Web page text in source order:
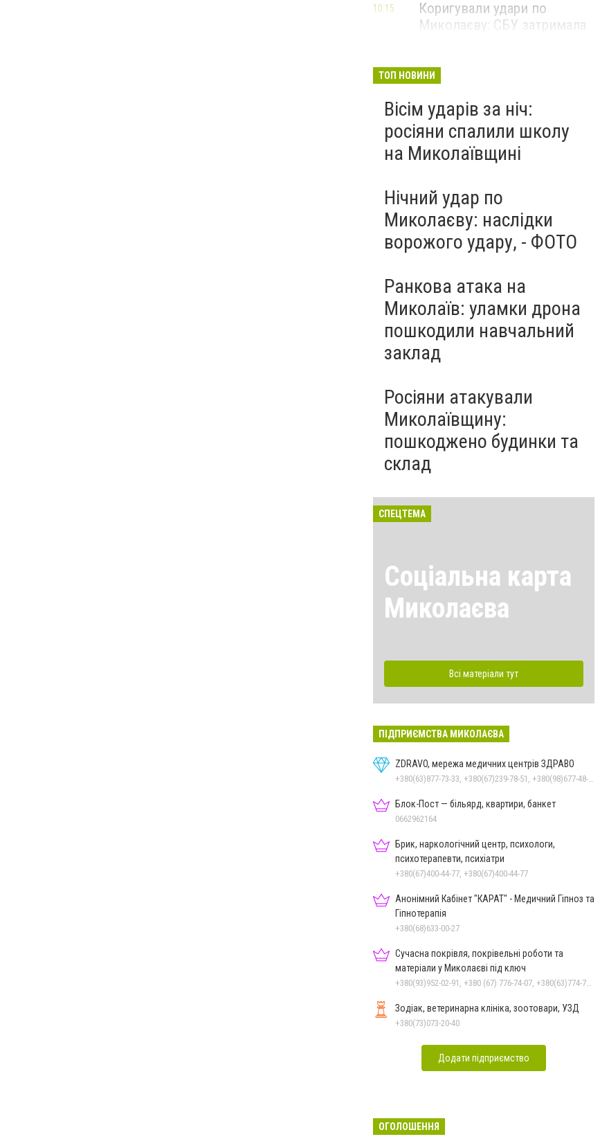
Коригували удари по
Миколаєву: СБУ затримала
10:15
ТОП НОВИНИ
Вісім ударів за ніч:
росіяни спалили школу
на Миколаївщині
Нічний удар по
Миколаєву: наслідки
ворожого удару, - ФОТО
Ранкова атака на
Миколаїв: уламки дрона
пошкодили навчальний
заклад
Росіяни атакували
Миколаївщину:
пошкоджено будинки та
склад
СПЕЦТЕМА
Соціальна карта
Миколаєва
Всі матеріали тут
ПІДПРИЄМСТВА МИКОЛАЄВА
ZDRAVO, мережа медичних центрів ЗДРАВО
Блок-Пост — більярд, квартири, банкет
0662962164
Брик, наркологічний центр, психологи,
психотерапевти, психіатри
+380(67)400-44-77, +380(67)400-44-77
Анонімний Кабінет "КАРАТ" - Медичний Гіпноз та
Гіпнотерапія
+380(68)633-00-27
Сучасна покрівля, покрівельні роботи та
матеріали у Миколаєві під ключ
Зодіак, ветеринарна клініка, зоотовари, УЗД
+380(73)073-20-40
Додати підприємство
ОГОЛОШЕННЯ